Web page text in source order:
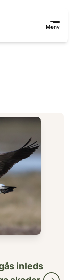
Meny
inleds